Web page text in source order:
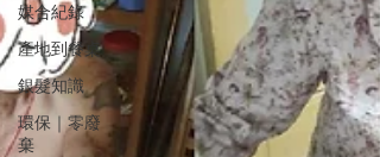
媒合紀錄
產地到餐桌
銀髮知識
環保｜零廢
棄